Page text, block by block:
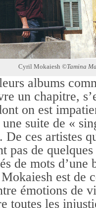
Cyril Mokaiesh ©Tamina
albums
un chapitre,
on est
suite de «
De ces artistes
pas de
de mots
est de
émotions de
toutes les